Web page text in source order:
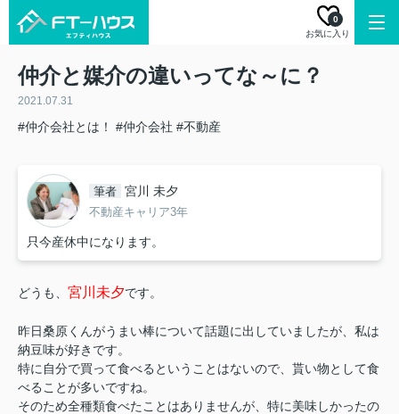
お気に入り
0
仲介と媒介の違いってな～に？
2021.07.31
#仲介会社とは！ #仲介会社 #不動産
筆者 宮川 未夕
不動産キャリア3年
只今産休中になります。
どうも、 宮川未夕です。
昨日桑原くんがうまい棒について話題に出していましたが、私は
納豆味が好きです。
特に自分で買って食べるということはないので、貰い物として食
べることが多いですね。
そのため全種類食べたことはありませんが、特に美味しかったの